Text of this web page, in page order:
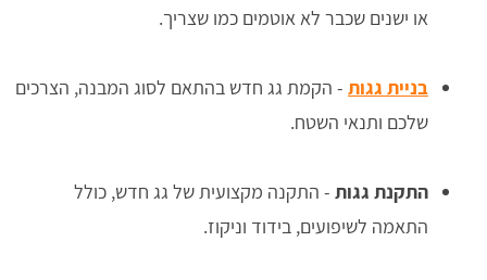
או ישנים שכבר לא אוטמים כמו שצריך.
בניית גגות - הקמת גג חדש בהתאם לסוג המבנה, הצרכים
שלכם ותנאי השטח.
התקנת גגות - התקנה מקצועית של גג חדש, כולל
התאמה לשיפועים, בידוד וניקוז.